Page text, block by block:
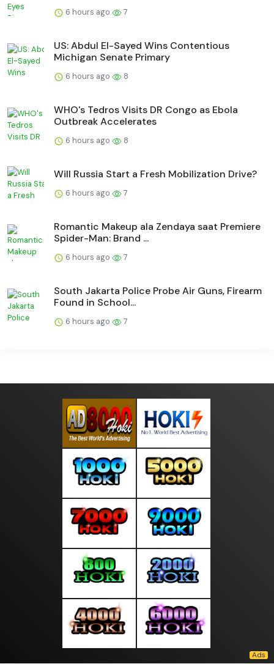
6 hours ago 7
US: Abdul El-Sayed Wins Contentious
Michigan Senate Primary
6 hours ago 8
WHO's Tedros Visits DR Congo as Ebola
Outbreak Accelerates
6 hours ago 8
Will Russia Start a Fresh Mobilization Drive?
6 hours ago 7
Romantic Makeup ala Zendaya saat Premiere
Spider-Man: Brand ...
6 hours ago 7
South Jakarta Police Probe Air Guns, Firearm
Found in School...
6 hours ago 7